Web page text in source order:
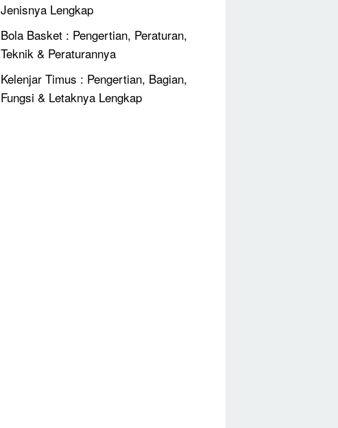
Jenisnya Lengkap
Bola Basket : Pengertian, Peraturan,
Teknik & Peraturannya
Kelenjar Timus : Pengertian, Bagian,
Fungsi & Letaknya Lengkap